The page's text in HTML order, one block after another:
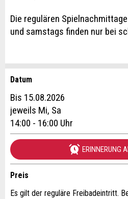
Die regulären
und samstags finden nur bei
Anzeige beanstanden
Ihr Feedback wird sehr
Allgemeines Feedback
Anzeige nicht mehr gültig
Anzeige unvollständig
Anzeige
Empfehlen Sie diese Anzeige
Reservation
Veranstaltungsdatum *:
Anzahl der Teilnehmer *:
Vorname / Nachname *:
Datum
Bis 15.08.2026
jeweils Mi, Sa
14:00 - 16:00 Uhr
ERINNERUNG
Preis
Es gilt der reguläre Freibadeintritt.